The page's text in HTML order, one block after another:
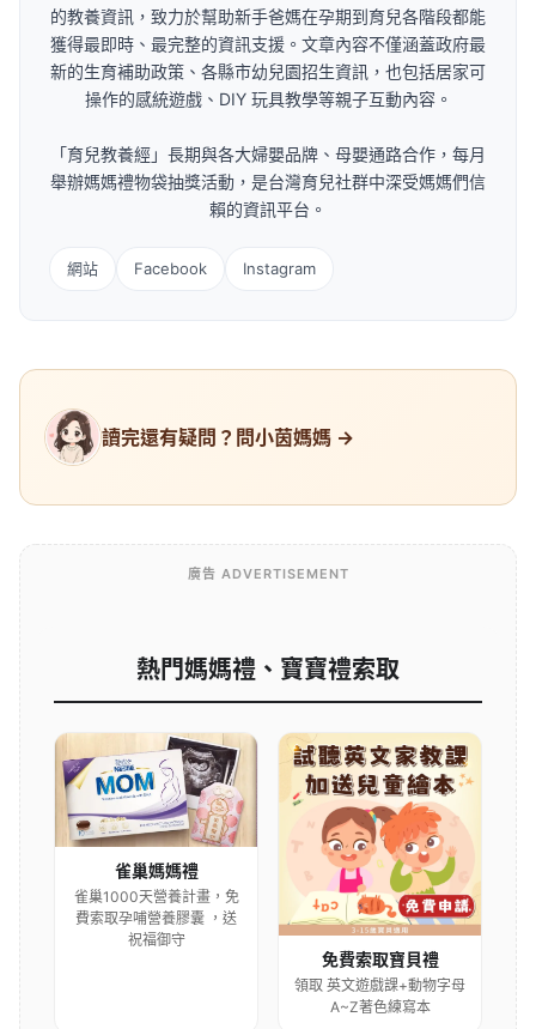
的教養資訊，致力於幫助新手爸媽在孕期到育兒各階段都能
獲得最即時、最完整的資訊支援。文章內容不僅涵蓋政府最
新的生育補助政策、各縣市幼兒園招生資訊，也包括居家可
操作的感統遊戲、DIY 玩具教學等親子互動內容。
「育兒教養經」長期與各大婦嬰品牌、母嬰通路合作，每月
舉辦媽媽禮物袋抽獎活動，是台灣育兒社群中深受媽媽們信
賴的資訊平台。
網站 Facebook Instagram
讀完還有疑問？問小茵媽媽 →
廣告 ADVERTISEMENT
熱門媽媽禮、寶寶禮索取
雀巢媽媽禮
雀巢1000天營養計畫，免
費索取孕哺營養膠囊 ，送
祝福御守
免費索取寶貝禮
領取 英文遊戲課+動物字母
A~Z著色練寫本